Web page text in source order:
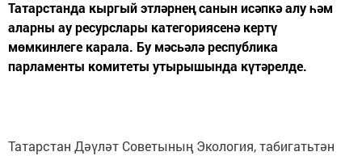
Татарстанда кыргый этләрнең санын исәпкә алу һәм
аларны ау ресурслары категориясенә кертү
мөмкинлеге карала. Бу мәсьәлә республика
парламенты комитеты утырышында күтәрелде.
Татарстан Дәүләт Советының Экология, табигатьтән